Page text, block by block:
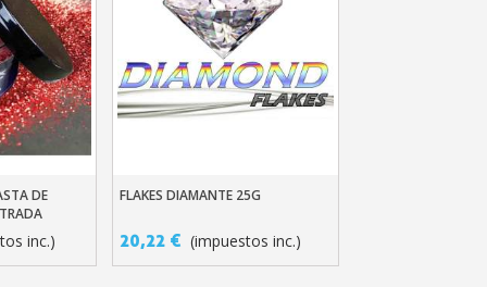
5€ de descuento
DE
inc.)
Añadir Al Carrito
FLAKES DIAMANTE 25G
20,22 € (impuestos inc.)